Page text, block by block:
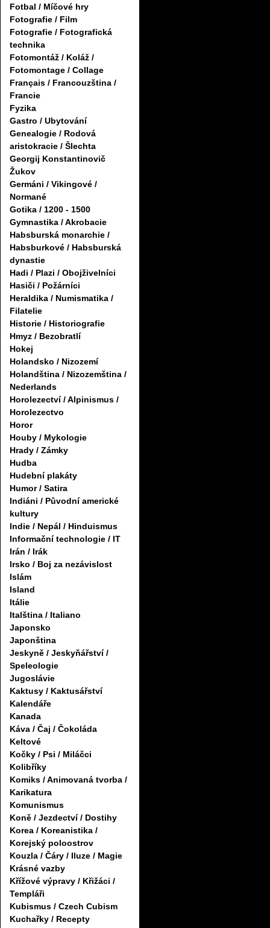
Fotbal / Míčové hry
Fotografie / Film
Fotografie / Fotografická
technika
Fotomontáž / Koláž /
Fotomontage / Collage
Français / Francouzština /
Francie
Fyzika
Gastro / Ubytování
Genealogie / Rodová
aristokracie / Šlechta
Georgij Konstantinovič
Žukov
Germáni / Vikingové /
Normané
Gotika / 1200 - 1500
Gymnastika / Akrobacie
Habsburská monarchie /
Habsburkové / Habsburská
dynastie
Hadi / Plazi / Obojživelníci
Hasiči / Požárníci
Heraldika / Numismatika /
Filatelie
Historie / Historiografie
Hmyz / Bezobratlí
Hokej
Holandsko / Nizozemí
Holandština / Nizozemština /
Nederlands
Horolezectví / Alpinismus /
Horolezectvo
Horor
Houby / Mykologie
Hrady / Zámky
Hudba
Hudební plakáty
Humor / Satira
Indiáni / Původní americké
kultury
Indie / Nepál / Hinduismus
Informační technologie / IT
Irán / Irák
Irsko / Boj za nezávislost
Islám
Island
Itálie
Italština / Italiano
Japonsko
Japonština
Jeskyně / Jeskyňářství /
Speleologie
Jugoslávie
Kaktusy / Kaktusářství
Kalendáře
Kanada
Káva / Čaj / Čokoláda
Keltové
Kočky / Psi / Miláčci
Kolibříky
Komiks / Animovaná tvorba /
Karikatura
Komunismus
Koně / Jezdectví / Dostihy
Korea / Koreanistika /
Korejský poloostrov
Kouzla / Čáry / Iluze / Magie
Krásné vazby
Křížové výpravy / Křižáci /
Templáři
Kubismus / Czech Cubism
Kuchařky / Recepty